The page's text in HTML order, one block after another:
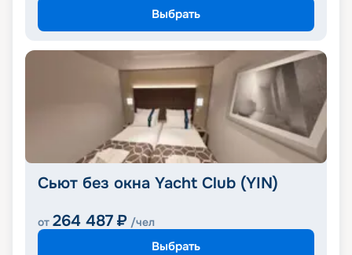
Выбрать
Сьют без окна Yacht Club (YIN)
от 264 487 ₽ /чел
Выбрать